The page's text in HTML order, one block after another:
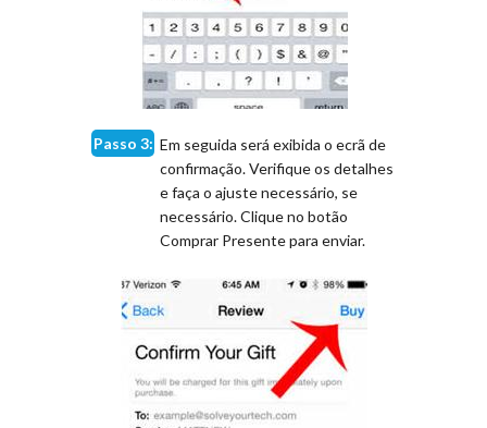
Passo 3: Em seguida será exibida o ecrã de
confirmação. Verifique os detalhes
e faça o ajuste necessário, se
necessário. Clique no botão
Comprar Presente para enviar.